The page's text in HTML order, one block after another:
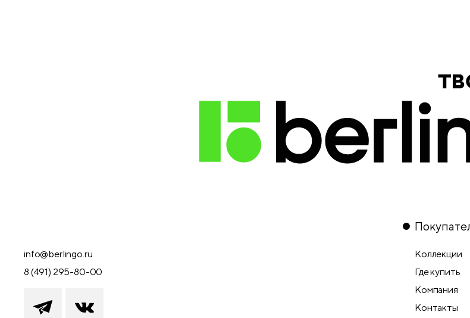
Коллекции
Где купить
Компания
Контакты
info@berlingo.ru
8 (491) 295-80-00